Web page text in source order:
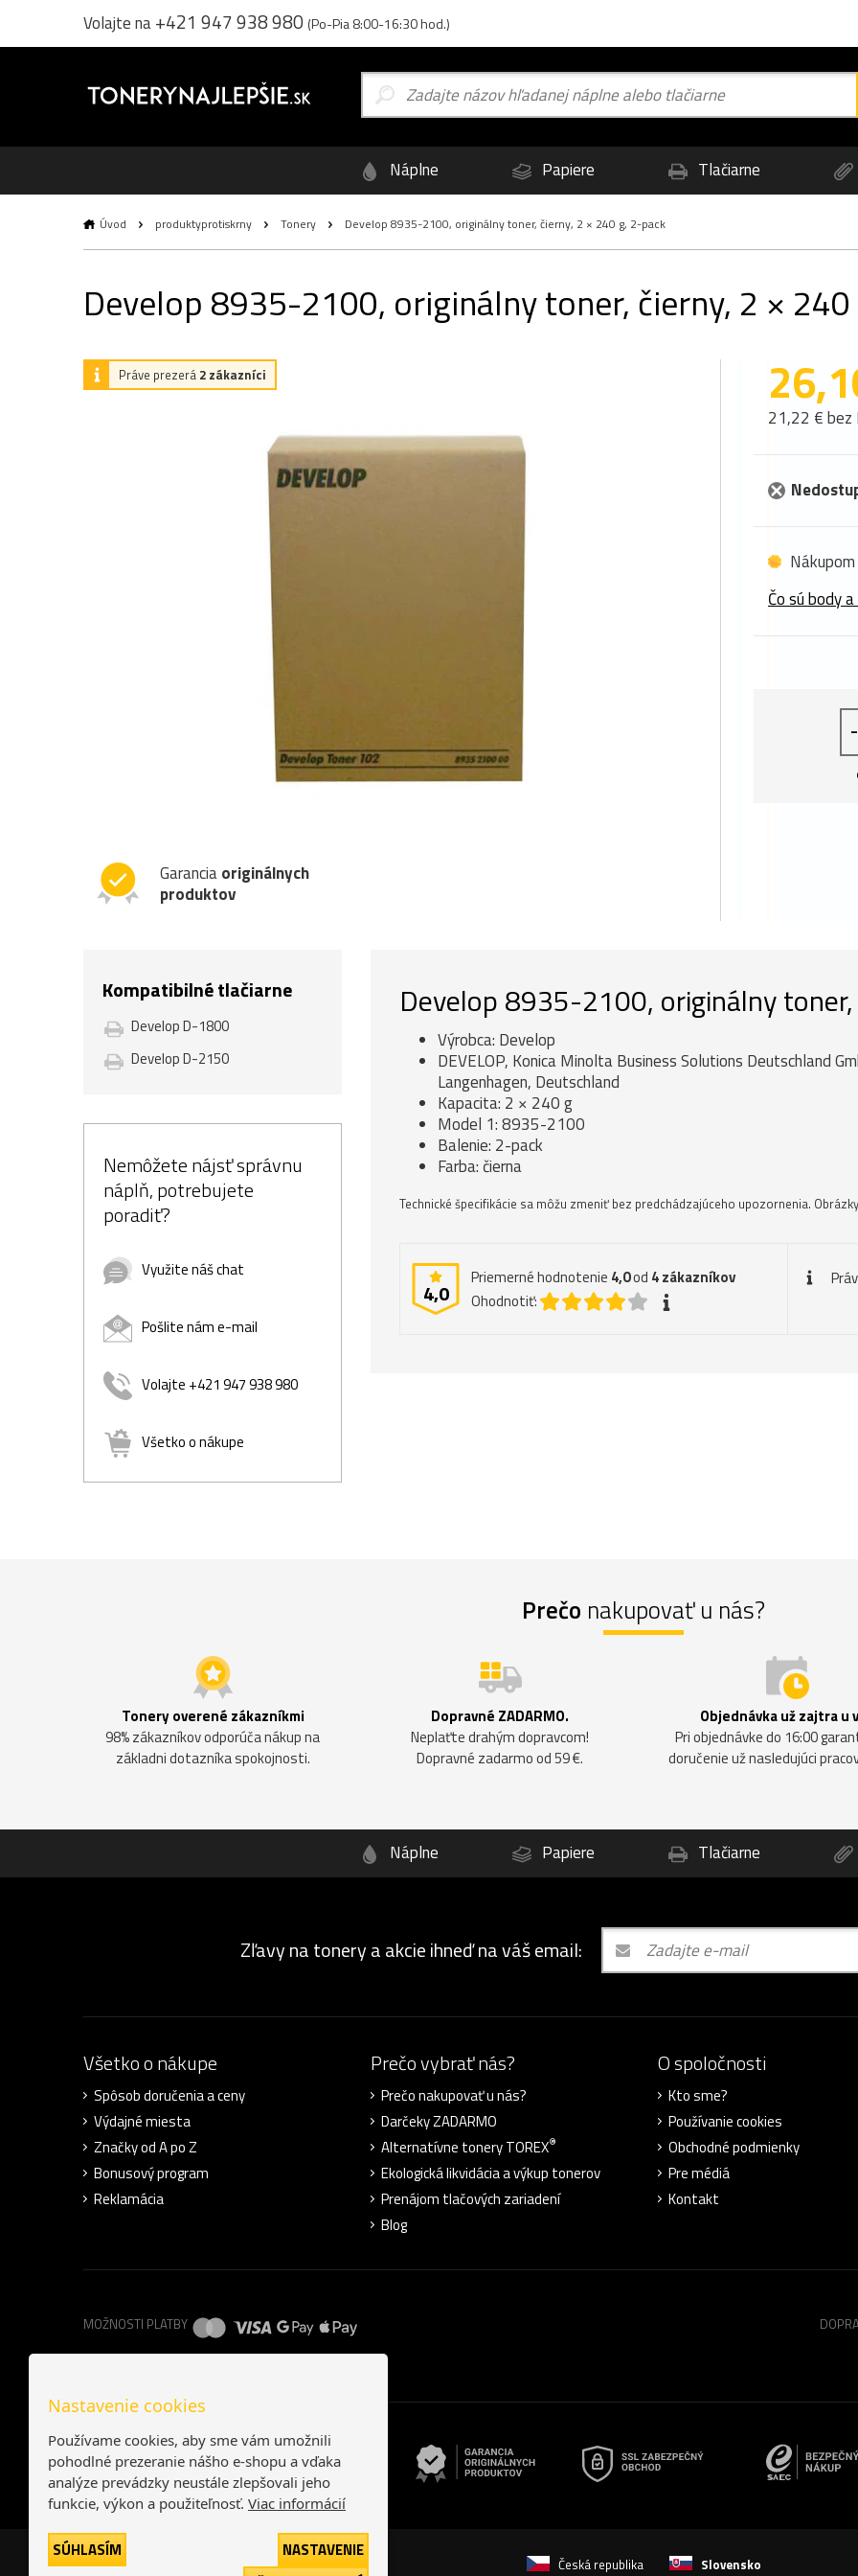
Volajte na+421 947 938 980 (Po-Pia 8:00-16:30 hod.)
Náplne Papiere Tlačiarne
Úvod produktyprotiskrny Tonery Develop 8935-2100, originálny toner, čierny, 2 × 240 g, 2-pack
Develop 8935-2100, originálny toner, čierny, 2 ×
Práve prezerá 2 zákazníci
Garanciaoriginálnych
produktov
21,22 € bez
Čo sú body
-
Kompatibilné tlačiarne
Develop D-1800
Develop D-2150
Nemôžete nájsť správnu
náplň, potrebujete
poradiť?
Využite náš chat
Pošlite nám e-mail
Volajte +421 947 938 980
Všetko o nákupe
Develop 8935-2100, originálny
Výrobca: Develop
DEVELOP, Konica Minolta Business Solutions Deutschland
Langenhagen, Deutschland
Kapacita: 2 × 240 g
Model 1: 8935-2100
Balenie: 2-pack
Farba: čierna
Technické špecifikácie sa môžu zmeniť bez predchádzajúceho upozornenia.
4,0
Priemerné hodnotenie 4,0od 4zákazníkov
Ohodnotiť:
Prečo nakupovať u nás?
Tonery overené zákazníkmi
98% zákazníkov odporúča nákup na
základni dotazníka spokojnosti.
Dopravné ZADARMO.
Neplaťte drahým dopravcom!
Dopravné zadarmo od 59 €.
Objednávka už zajtra u
Pri objednávke do 16:00
doručenie už nasledujúci
Náplne Papiere Tlačiarne
Zľavy na tonery a akcie ihneď na váš email:
Všetko o nákupe
Spôsob doručenia a ceny
Výdajné miesta
Značky od A po Z
Bonusový program
Reklamácia
Prečo vybrať nás?
Prečo nakupovať u nás?
Darčeky ZADARMO
Alternatívne tonery TOREX®
Ekologická likvidácia a výkup tonerov
Prenájom tlačových zariadení
Blog
O spoločnosti
Kto sme?
Používanie cookies
Obchodné podmienky
Pre médiá
Kontakt
MOŽNOSTI PLATBY
Česká republika Slovensko
Nastavenie cookies
Používame cookies, aby sme vám umožnili
pohodlné prezeranie nášho e-shopu a vďaka
analýze prevádzky neustále zlepšovali jeho
funkcie, výkon a použiteľnosť. Viac informácií
SÚHLASÍM
NASTAVENIE